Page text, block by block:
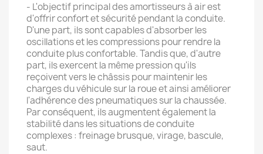
- L'objectif principal des amortisseurs à air est
d'offrir confort et sécurité pendant la conduite.
D'une part, ils sont capables d'absorber les
oscillations et les compressions pour rendre la
conduite plus confortable. Tandis que, d'autre
part, ils exercent la même pression qu'ils
reçoivent vers le châssis pour maintenir les
charges du véhicule sur la roue et ainsi améliorer
l'adhérence des pneumatiques sur la chaussée.
Par conséquent, ils augmentent également la
stabilité dans les situations de conduite
complexes : freinage brusque, virage, bascule,
saut.